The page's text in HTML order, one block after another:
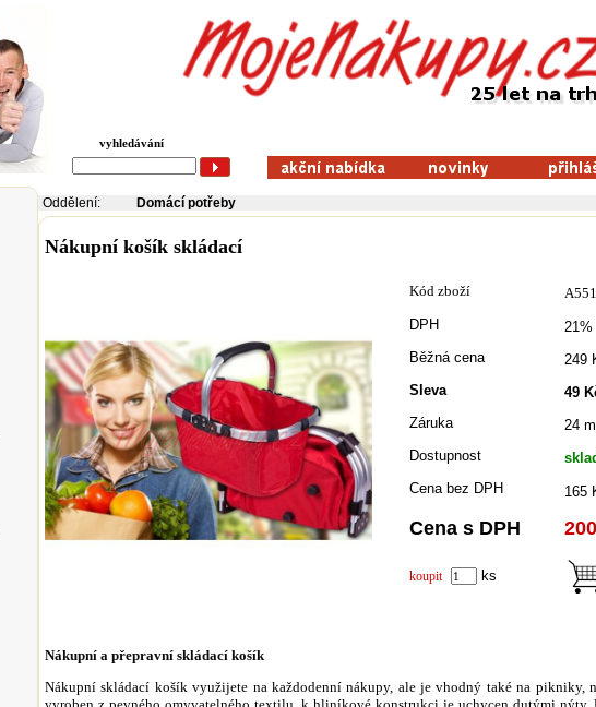
vyhledávání
Oddělení: Domácí potřeby
Nákupní košík skládací
Kód zboží
DPH
21%
Běžná cena
249
Sleva
49
Záruka
24
Dostupnost
Cena bez DPH
165
Cena s DPH
koupit ks
Nákupní a přepravní skládací košík
Nákupní skládací košík využijete na každodenní nákupy, ale je vhodný také na pikniky,